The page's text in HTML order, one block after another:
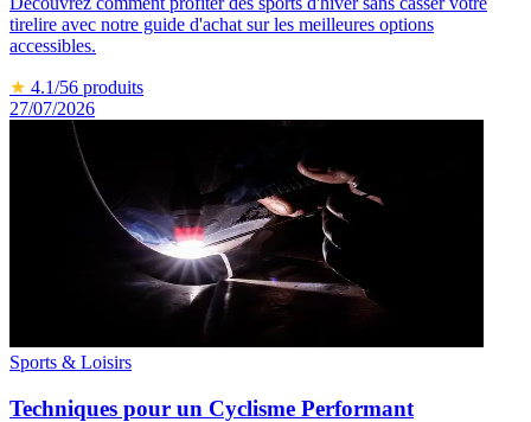
tirelire avec notre guide d'achat sur les meilleures options
accessibles.
★ 4.1/56 produits
27/07/2026
Sports & Loisirs
Techniques pour un Cyclisme Performant